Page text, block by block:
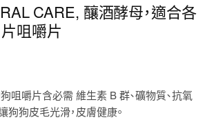
CARE, 釀酒酵母，適合各
咀嚼片
咀嚼片含必需 維生素 B 群、礦物質、抗氧
狗狗皮毛光滑，皮膚健康。